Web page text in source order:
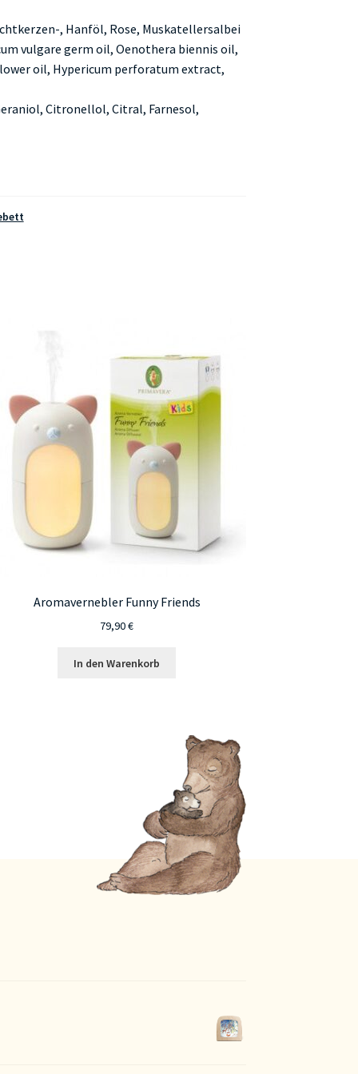
, Hanföl, Rose, Muskatellersalbei
vulgare germ oil, Oenothera biennis oil,
oil, Hypericum perforatum extract,
Citronellol, Citral, Farnesol,
Aromavernebler Funny Friends
79,90€
In den Warenkorb